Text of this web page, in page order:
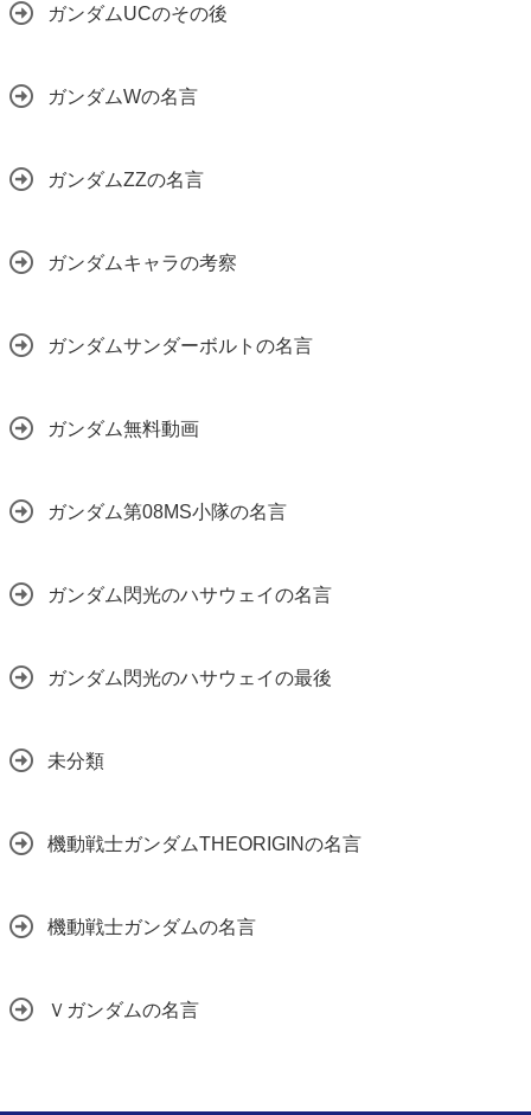
ガンダムUCのその後
ガンダムWの名言
ガンダムZZの名言
ガンダムキャラの考察
ガンダムサンダーボルトの名言
ガンダム無料動画
ガンダム第08MS小隊の名言
ガンダム閃光のハサウェイの名言
ガンダム閃光のハサウェイの最後
未分類
機動戦士ガンダムTHEORIGINの名言
機動戦士ガンダムの名言
Ｖガンダムの名言